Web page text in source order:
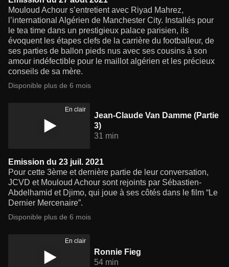
Mouloud Achour s’entretient avec Riyad Mahrez,
l’international Algérien de Manchester City. Installés pour
le tea time dans un prestigieux palace parisien, ils
évoquent les étapes clefs de la carrière du footballeur, de
ses parties de ballon pieds nus avec ses cousins à son
amour indéfectible pour le maillot algérien et les précieux
conseils de sa mère.
Disponible plus de 6 mois
En clair
Jean-Claude Van Damme (Partie
3)
31 min
Emission du 23 juil. 2021
Pour cette 3ème et dernière partie de leur conversation,
JCVD et Mouloud Achour sont rejoints par Sébastien-
Abdelhamid et Djimo, qui joue à ses côtés dans le film “Le
Dernier Mercenaire”.
Disponible plus de 6 mois
En clair
Ronnie Fieg
54 min